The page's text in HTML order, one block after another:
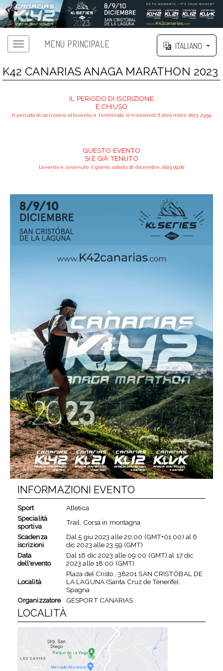
MENU PRINCIPALE ITALIANO
K42 CANARIAS ANAGA MARATHON 2023
IL PERIODO DI ISCRIZIONE
È CHIUSO
Il periodo di iscrizione all’evento è terminato il mercoledì 6 dicembre 2023 23:59
QUESTO EVENTO
SI È GIÀ TENUTO
L’evento è avvenuto il giorno sabato 16 dicembre 2023 09:00
INFORMAZIONI EVENTO
Sport
Atletica
Specialità
sportiva
Trail, Corsa in montagna
Scadenza
iscrizioni
Dal5 giu 2023 alle20:00 (GMT+01:00) al 6
dic 2023 alle23:59 (GMT)
Data
dell'evento
Dal16 dic 2023 alle 09:00 (GMT) al 17 dic
2023 alle18:00 (GMT)
Località
Plaza del Cristo , 38201 SAN CRISTÓBAL DE
LA LAGUNA (Santa Cruz de Tenerife),
Spagna
Organizzatore
GESPORT CANARIAS
LOCALITÀ